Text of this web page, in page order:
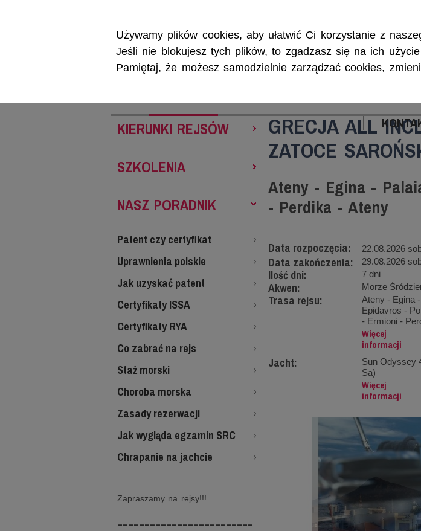
Używamy plików cookies, aby ułatwić Ci korzystanie z
Jeśli nie blokujesz tych plików, to zgadzasz się na ich
Pamiętaj, że możesz samodzielnie zarządzać cookies,
Rejsy morskie i śródlądowe,
GRECJA ALL
ZATOCE
Ateny - Egina -
- Perdika - Ateny
Data rozpoczęcia: 22.08.2026
Data zakończenia: 29.08.2026
Ilość dni: 7 dni
Akwen: Morze
Trasa rejsu:
Ateny - Egina
Epidavros -
- Ermioni -
Więcej
informacji
Jacht:
Sun Odyssey
Sa)
Więcej
informacji
KIERUNKI REJSÓW
SZKOLENIA
NASZ PORADNIK
Patent czy certyfikat
Uprawnienia polskie
Jak uzyskać patent
Certyfikaty ISSA
Certyfikaty RYA
Co zabrać na rejs
Staż morski
Choroba morska
Zasady rezerwacji
Jak wygląda egzamin SRC
Chrapanie na jachcie
Zapraszamy na rejsy!!!
-------------------------